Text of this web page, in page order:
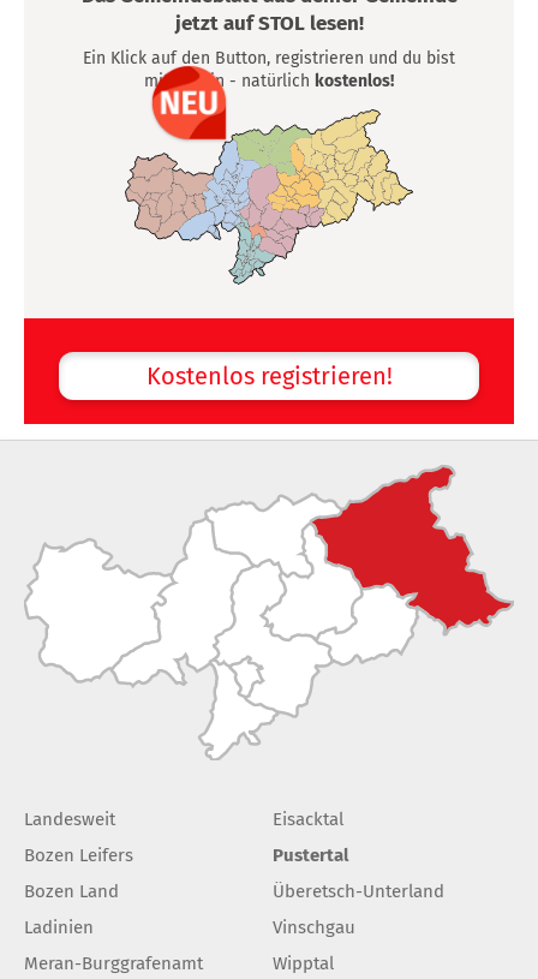
jetzt auf STOL lesen!
Ein Klick auf den Button, registrieren und du bist
mittendrin - natürlich kostenlos!
Kostenlos registrieren!
Landesweit
Bozen Leifers
Bozen Land
Ladinien
Meran-Burggrafenamt
Eisacktal
Pustertal
Überetsch-Unterland
Vinschgau
Wipptal